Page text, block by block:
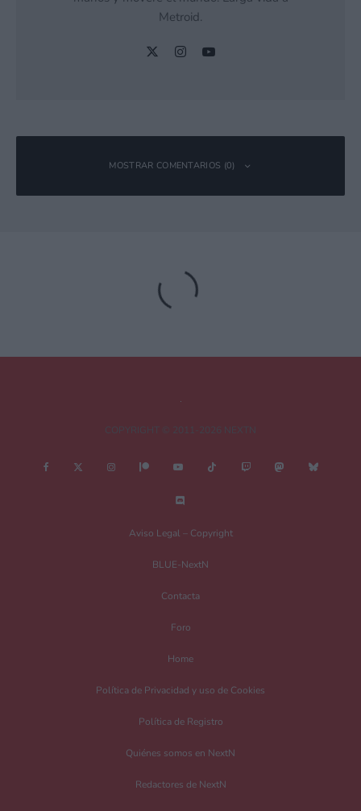
Metroid.
MOSTRAR COMENTARIOS (0)
Tu dirección de correo electrónico no será publicada.
obligatorios están marcados con*
Guarda mi nombre, correo electrónico y web en este navegador para la
Recibir un correo electrónico con cada nueva entrada.
Aviso Legal – Copyright
BLUE-NextN
Contacta
Foro
Home
Política de Privacidad y uso de Cookies
Política de Registro
Quiénes somos en NextN
Redactores de NextN